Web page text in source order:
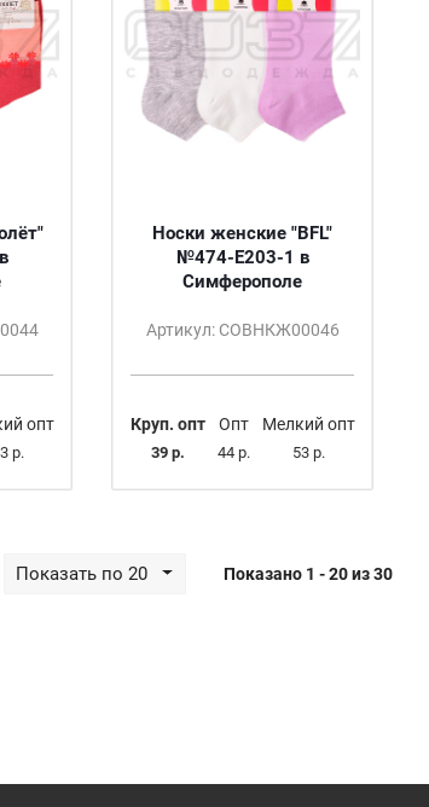
опт
р.
Носки женские "BFL"
№474-E203-1 в
Симферополе
Артикул: СОВНКЖ00046
Круп. опт
39 р.
Опт
44 р.
Мелкий опт
53 р.
Показать по 20 Показано 1 - 20 из 30